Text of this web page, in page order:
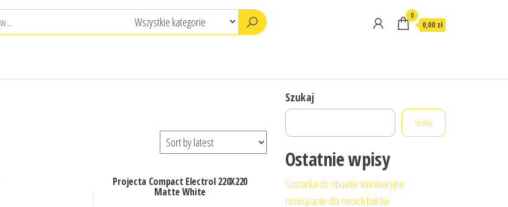
0
0,00 zł
Projecta Compact Electrol 220X220
Matte White
Szukaj
Szukaj
Ostatnie wpisy
Suszarka do obuwia: innowacyjne
rozwiązanie dla twoich butów